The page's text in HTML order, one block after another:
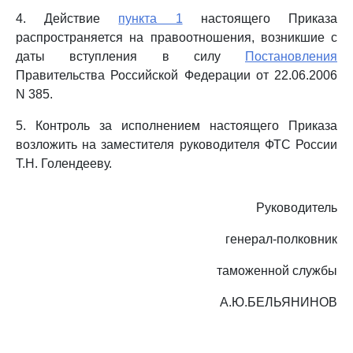
4. Действие пункта 1 настоящего Приказа
распространяется на правоотношения, возникшие с
даты вступления в силу
Постановления
Правительства Российской Федерации от 22.06.2006
N 385.
5. Контроль за исполнением настоящего Приказа
возложить на заместителя руководителя ФТС России
Т.Н. Голендееву.
Руководитель
генерал-полковник
таможенной службы
А.Ю.БЕЛЬЯНИНОВ